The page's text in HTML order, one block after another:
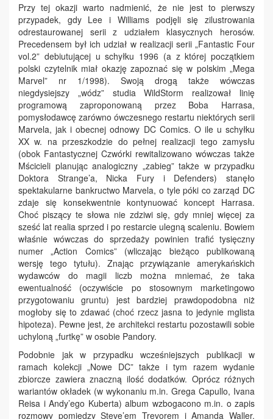
Przy tej okazji warto nadmienić, że nie jest to pierwszy
przypadek, gdy Lee i Williams podjęli się zilustrowania
odrestaurowanej serii z udziałem klasycznych herosów.
Precedensem był ich udział w realizacji serii „Fantastic Four
vol.2” debiutującej u schyłku 1996 (a z której początkiem
polski czytelnik miał okazję zapoznać się w polskim „Mega
Marvel” nr 1/1998). Swoją drogą także wówczas
niegdysiejszy „wódz” studia WildStorm realizował linię
programową zaproponowaną przez Boba Harrasa,
pomysłodawcę zarówno ówczesnego restartu niektórych serii
Marvela, jak i obecnej odnowy DC Comics. O ile u schyłku
XX w. na przeszkodzie do pełnej realizacji tego zamysłu
(obok Fantastycznej Czwórki rewitalizowano wówczas także
Mścicieli planując analogiczny „zabieg” także w przypadku
Doktora Strange’a, Nicka Fury i Defenders) stanęło
spektakularne bankructwo Marvela, o tyle póki co zarząd DC
zdaje się konsekwentnie kontynuować koncept Harrasa.
Choć piszący te słowa nie zdziwi się, gdy mniej więcej za
sześć lat realia sprzed i po restarcie ulegną scaleniu. Bowiem
właśnie wówczas do sprzedaży powinien trafić tysięczny
numer „Action Comics” (wliczając bieżąco publikowaną
wersję tego tytułu). Znając przywiązanie amerykańskich
wydawców do magii liczb można mniemać, że taka
ewentualność (oczywiście po stosownym marketingowo
przygotowaniu gruntu) jest bardziej prawdopodobna niż
mogłoby się to zdawać (choć rzecz jasna to jedynie mglista
hipoteza). Pewne jest, że architekci restartu pozostawili sobie
uchyloną „furtkę” w osobie Pandory.
Podobnie jak w przypadku wcześniejszych publikacji w
ramach kolekcji „Nowe DC” także i tym razem wydanie
zbiorcze zawiera znaczną ilość dodatków. Oprócz różnych
wariantów okładek (w wykonaniu m.in. Grega Capullo, Ivana
Reisa i Andy’ego Kuberta) album wzbogacono m.in. o zapis
rozmowy pomiędzy Steve’em Trevorem i Amandą Waller,